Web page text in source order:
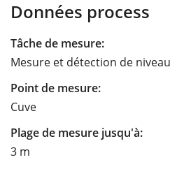
Données process
Tâche de mesure:
Mesure et détection de niveau
Point de mesure:
Cuve
Plage de mesure jusqu'à:
3 m